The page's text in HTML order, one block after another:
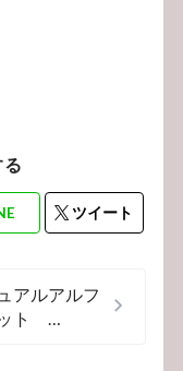
ツイート
アルアルフ
ト